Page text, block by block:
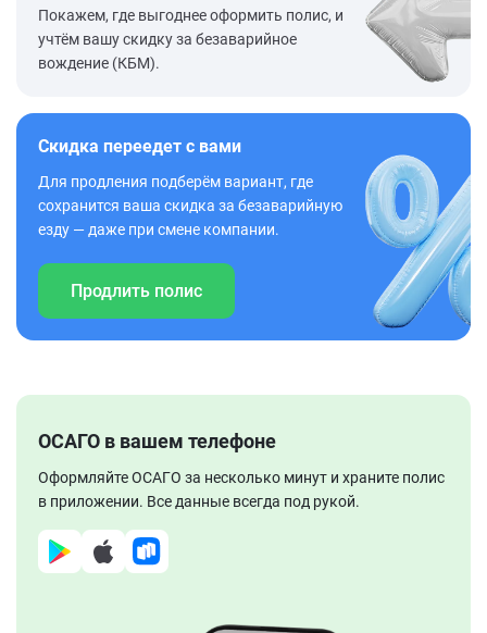
Покажем, где выгоднее оформить полис, и
учтём вашу скидку за безаварийное
вождение (КБМ).
Скидка переедет с вами
Для продления подберём вариант, где
сохранится ваша скидка за безаварийную
езду — даже при смене компании.
Продлить полис
ОСАГО в вашем телефоне
Оформляйте ОСАГО за несколько минут и храните полис
в приложении. Все данные всегда под рукой.